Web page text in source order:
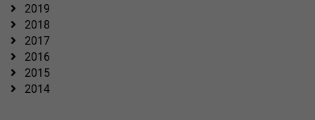
2019
2018
2017
2016
2015
2014